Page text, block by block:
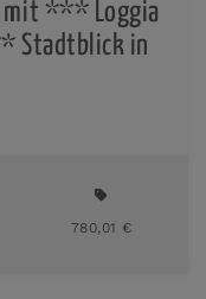
mit *** Loggia
Stadtblick in
780,01 €